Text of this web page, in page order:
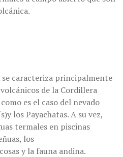
se caracteriza principalmente
de la Cordillera
es el caso del nevado
los Payachatas. A su vez,
termales en piscinas
los
y la fauna andina.